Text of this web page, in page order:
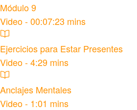
Módulo 9
Video - 00:07:23 mins
Ejercicios para Estar Presentes
Video - 4:29 mins
Anclajes Mentales
Video - 1:01 mins